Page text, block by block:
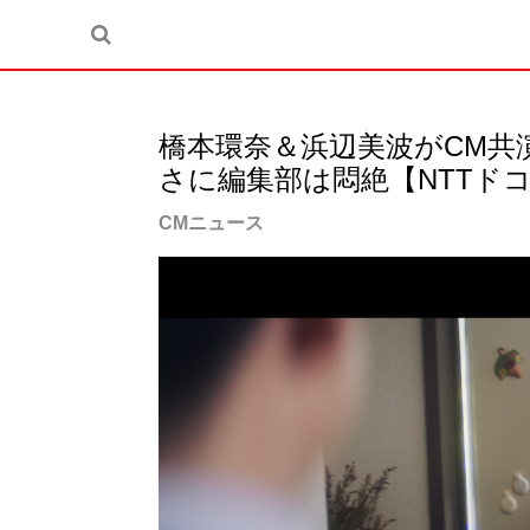
橋本環奈＆浜辺美波がCM
さに編集部は悶絶【NTTド
CMニュース